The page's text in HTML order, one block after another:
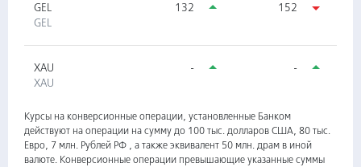
GEL
GEL
132 152
XAU
XAU
- -
Курсы на конверсионные операции, установленные Банком
действуют на операции на сумму до 100 тыс. долларов США, 80 тыс.
Евро, 7 млн. Рублей РФ , а также эквивалент 50 млн. драм в иной
валюте. Конверсионные операции превышающие указанные суммы